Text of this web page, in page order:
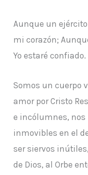
Aunque un
mi corazón;
Yo estaré
Somos un cuerpo
amor por Cristo
e incólumnes,
inmovibles en el
ser siervos
de Dios, al Orbe